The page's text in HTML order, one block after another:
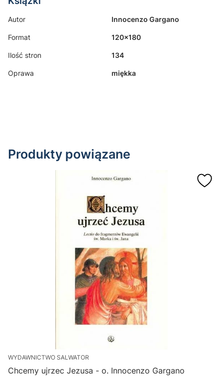
Autor Innocenzo Gargano
Format 120x180
Ilość stron 134
Oprawa miękka
Produkty powiązane
WYDAWNICTWO SALWATOR
Chcemy ujrzec Jezusa - o. Innocenzo Gargano